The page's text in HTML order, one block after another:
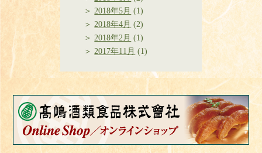
2018年5月 (1)
2018年4月 (2)
2018年2月 (1)
2017年11月 (1)